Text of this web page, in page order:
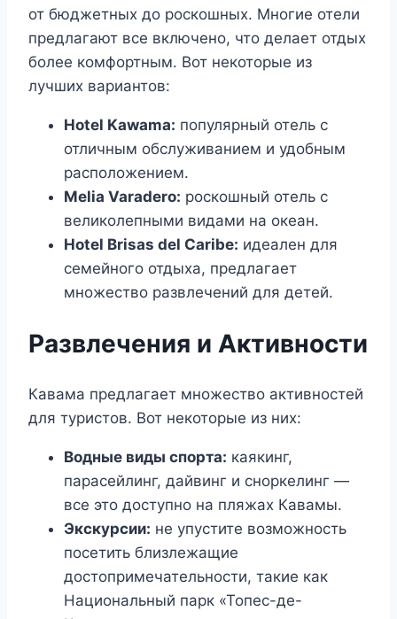
от бюджетных до роскошных. Многие отели
предлагают все включено, что делает отдых
более комфортным. Вот некоторые из
лучших вариантов:
Hotel Kawama: популярный отель с
отличным обслуживанием и удобным
расположением.
Melia Varadero: роскошный отель с
великолепными видами на океан.
Hotel Brisas del Caribe: идеален для
семейного отдыха, предлагает
множество развлечений для детей.
Развлечения и Активности
Кавама предлагает множество активностей
для туристов. Вот некоторые из них:
Водные виды спорта: каякинг,
парасейлинг, дайвинг и сноркелинг —
все это доступно на пляжах Кавамы.
Экскурсии: не упустите возможность
посетить близлежащие
достопримечательности, такие как
Национальный парк «Топес-де-